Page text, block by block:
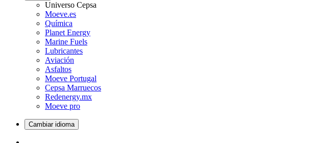
Universo Cepsa
Moeve.es
Química
Planet Energy
Marine Fuels
Lubricantes
Aviación
Asfaltos
Moeve Portugal
Cepsa Marruecos
Redenergy.mx
Moeve pro
Cambiar idioma